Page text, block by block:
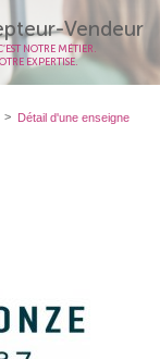
Vendeur
NOTRE MÉTIER.
EXPERTISE.
Détail d'une enseigne